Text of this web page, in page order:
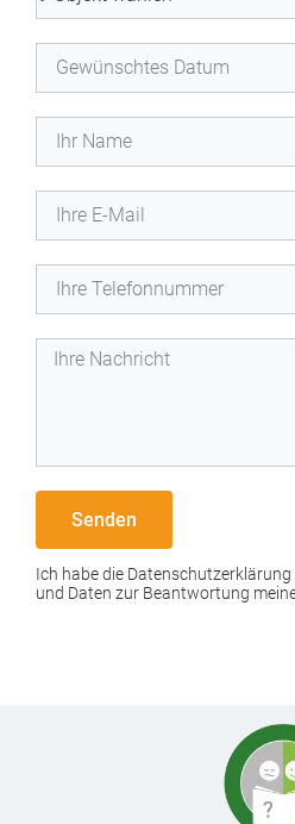
Senden
Ich habe die
und Daten zur Beantwortung